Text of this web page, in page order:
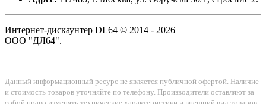
Интернет-дискаунтер DL64 © 2014 - 2026
ООО "ДЛ64".
Данный информационный ресурс не является публичной офертой. Наличие
и стоимость товаров уточняйте по телефону. Производители оставляют за